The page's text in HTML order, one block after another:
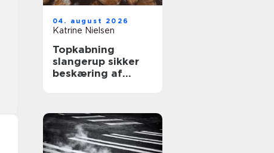
04. august 2026
Katrine Nielsen
Topkabning
slangerup sikker
beskæring af